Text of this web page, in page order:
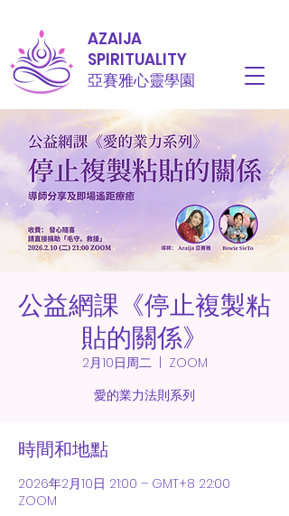
AZAIJA
SPIRITUALITY
亞賽雅心靈學園
公益網課《停止複製粘
貼的關係》
2月10日周二
  |
ZOOM
愛的業力法則系列
時間和地點
2026年2月10日 21:00 – GMT+8 22:00
ZOOM